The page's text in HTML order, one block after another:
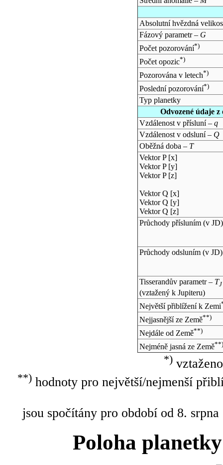
Absolutní hvězdná
Fázový parametr – G
Počet pozorování*)
Počet opozic*)
Pozorována v letech*)
Poslední pozorování*)
Typ planetky
Odvozené údaje
Vzdálenost v přísluní – q
Vzdálenost v odsluní – Q
Oběžná doba – T
Vektor P [x]
Vektor P [y]
Vektor P [z]
Vektor Q [x]
Vektor Q [y]
Vektor Q [z]
Průchody přísluním (v JD)
Průchody odsluním (v JD)
Tisserandův parametr – TJ
(vztažený k Jupiteru)
Největší přiblížení k Zemi
Nejjasnější ze Země**)
Nejdále od Země**)
Nejméně jasná ze Země**)
*)
**)hodnoty pro největší/nejmenší
jsou spočítány pro období od 8.
Poloha